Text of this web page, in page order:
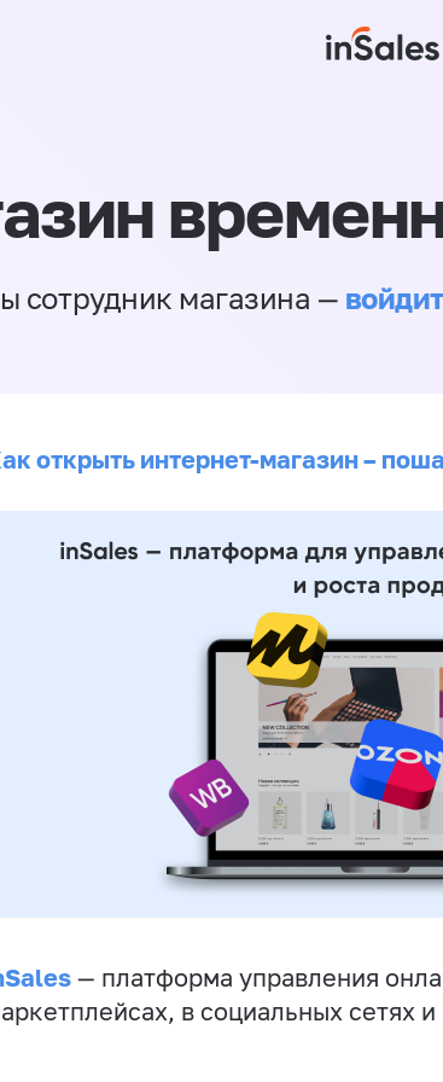
сотрудник магазина —
открыть интернет-магазин –
— платформа управления
в социальных сетях